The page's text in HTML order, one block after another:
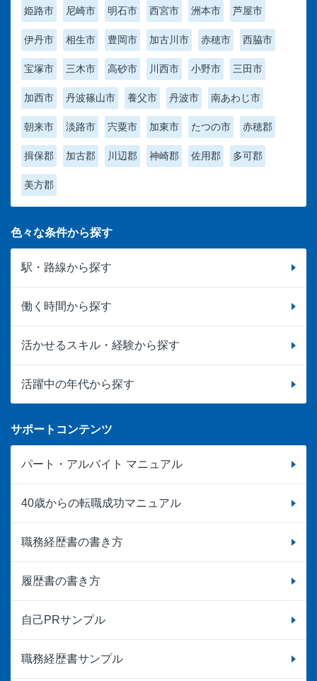
姫路市
尼崎市 明石市 西宮市 洲本市 芦屋市
伊丹市 相生市 豊岡市 加古川市 赤穂市 西脇市
宝塚市 三木市 高砂市 川西市 小野市 三田市
加西市 丹波篠山市 養父市 丹波市 南あわじ市
朝来市 淡路市 宍粟市 加東市 たつの市 赤穂郡
揖保郡 加古郡 川辺郡 神崎郡 佐用郡 多可郡
美方郡
色々な条件から探す
駅・路線から探す
働く時間から探す
活かせるスキル・経験から探す
活躍中の年代から探す
サポートコンテンツ
パート・アルバイト マニュアル
40歳からの転職成功マニュアル
職務経歴書の書き方
履歴書の書き方
自己PRサンプル
職務経歴書サンプル